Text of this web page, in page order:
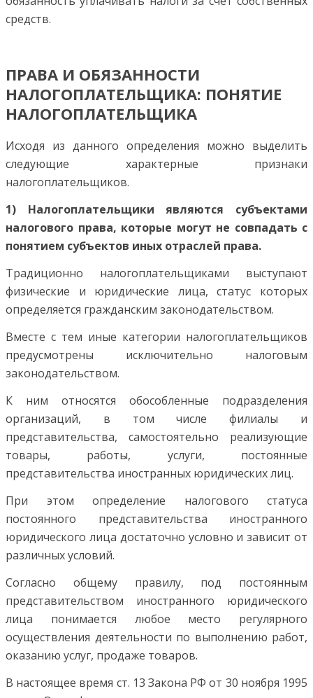
средств.
ПРАВА И ОБЯЗАННОСТИ
НАЛОГОПЛАТЕЛЬЩИКА: ПОНЯТИЕ
НАЛОГОПЛАТЕЛЬЩИКА
Исходя из данного определения можно выделить
следующие характерные признаки
налогоплательщиков.
1) Налогоплательщики являются субъектами
налогового права, которые могут не совпадать с
понятием субъектов иных отраслей права.
Традиционно налогоплательщиками выступают
физические и юридические лица, статус которых
определяется гражданским законодательством.
Вместе с тем иные категории налогоплательщиков
предусмотрены исключительно налоговым
законодательством.
К ним относятся обособленные подразделения
организаций, в том числе филиалы и
представительства, самостоятельно реализующие
товары, работы, услуги, постоянные
представительства иностранных юридических лиц.
При этом определение налогового статуса
постоянного представительства иностранного
юридического лица достаточно условно и зависит от
различных условий.
Согласно общему правилу, под постоянным
представительством иностранного юридического
лица понимается любое место регулярного
осуществления деятельности по выполнению работ,
оказанию услуг, продаже товаров.
В настоящее время ст. 13 Закона РФ от 30 ноября 1995